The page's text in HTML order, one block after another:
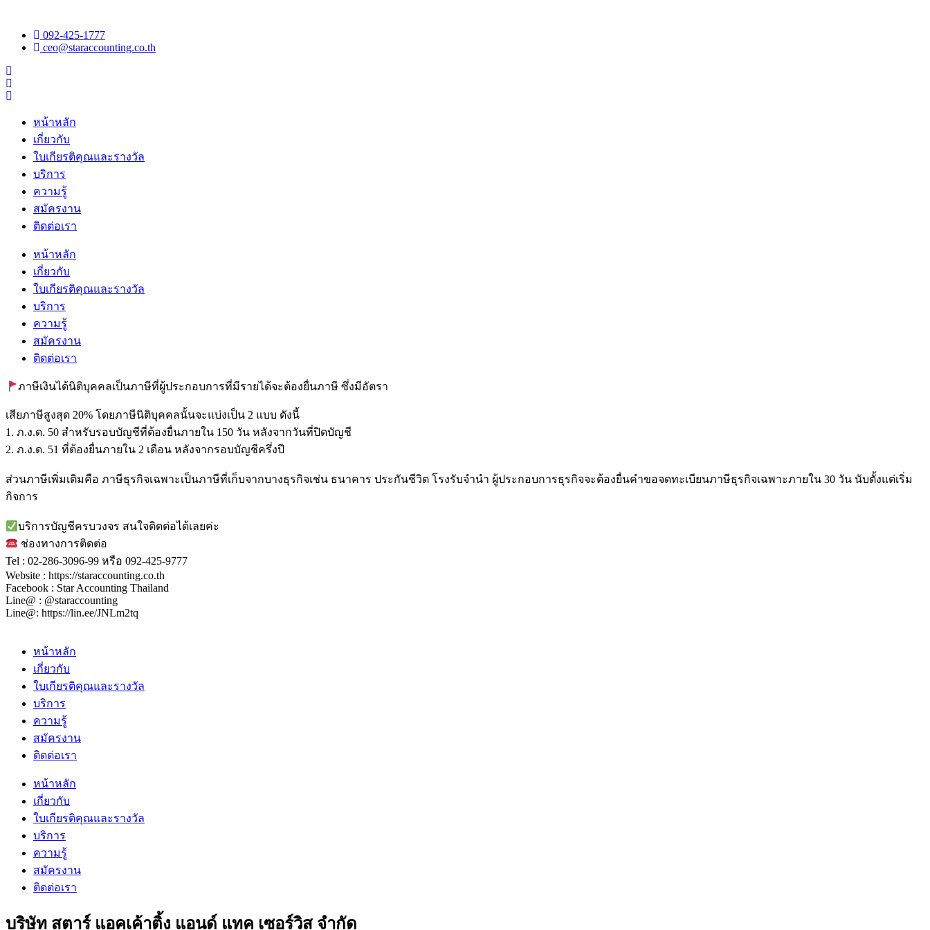
092-425-1777
ceo@staraccounting.co.th
หน้าหลัก
เกี่ยวกับ
ใบเกียรติคุณและรางวัล
บริการ
ความรู้
สมัครงาน
ติดต่อเรา
หน้าหลัก
เกี่ยวกับ
ใบเกียรติคุณและรางวัล
บริการ
ความรู้
สมัครงาน
ติดต่อเรา
ภาษีเงินได้นิติบุคคลเป็นภาษีที่ผู้ประกอบการที่มีรายได้จะต้องยื่นภาษี ซึ่งมีอัตรา
เสียภาษีสูงสุด 20% โดยภาษีนิติบุคคลนั้นจะแบ่งเป็น 2 แบบ ดังนี้
1. ภ.ง.ด. 50 สำหรับรอบบัญชีที่ต้องยื่นภายใน 150 วัน หลังจากวันที่ปิดบัญชี
2. ภ.ง.ด. 51 ที่ต้องยื่นภายใน 2 เดือน หลังจากรอบบัญชีครึ่งปี
ส่วนภาษีเพิ่มเติมคือ ภาษีธุรกิจเฉพาะเป็นภาษีที่เก็บจากบางธุรกิจเช่น ธนาคาร ประกันชีวิต โรงรับจำนำ ผู้ประกอบการธุรกิจจะต้องยื่นคำขอจดทะเบียนภาษีธุรกิจเฉพาะภายใน 30 วัน นับตั้งแต่เริ่ม
กิจการ
บริการบัญชีครบวงจร สนใจติดต่อได้เลยค่ะ
ช่องทางการติดต่อ
Tel : 02-286-3096-99 หรือ 092-425-9777
Website : https://staraccounting.co.th
Facebook : Star Accounting Thailand
Line@ : @staraccounting
Line@: https://lin.ee/JNLm2tq
หน้าหลัก
เกี่ยวกับ
ใบเกียรติคุณและรางวัล
บริการ
ความรู้
สมัครงาน
ติดต่อเรา
หน้าหลัก
เกี่ยวกับ
ใบเกียรติคุณและรางวัล
บริการ
ความรู้
สมัครงาน
ติดต่อเรา
บริษัท สตาร์ แอคเค้าติ้ง แอนด์ แทค เซอร์วิส จำกัด